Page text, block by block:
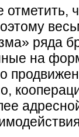
отметить,
ряда
на